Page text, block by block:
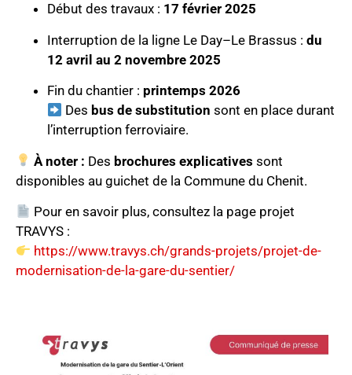
Début des travaux : 17 février 2025
Interruption de la ligne Le Day–Le Brassus : du
12 avril au 2 novembre 2025
Fin du chantier : printemps 2026
Des bus de substitution sont en place durant
l’interruption ferroviaire.
À noter : Des brochures explicatives sont
disponibles au guichet de la Commune du Chenit.
Pour en savoir plus, consultez la page projet
TRAVYS :
https://www.travys.ch/grands-projets/projet-de-
modernisation-de-la-gare-du-sentier/